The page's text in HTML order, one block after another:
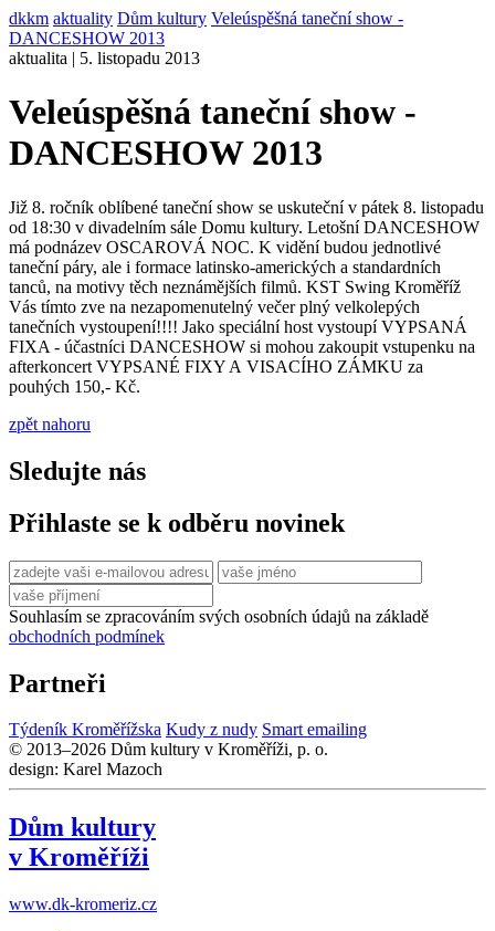
dkkm aktuality Dům kultury Veleúspěšná taneční show -
DANCESHOW 2013
aktualita | 5. listopadu 2013
Veleúspěšná taneční show -
DANCESHOW 2013
Již 8. ročník oblíbené taneční show se uskuteční v pátek 8. listopadu
od 18:30 v divadelním sále Domu kultury. Letošní DANCESHOW
má podnázev OSCAROVÁ NOC. K vidění budou jednotlivé
taneční páry, ale i formace latinsko-amerických a standardních
tanců, na motivy těch neznámějších filmů. KST Swing Kroměříž
Vás tímto zve na nezapomenutelný večer plný velkolepých
tanečních vystoupení!!!! Jako speciální host vystoupí VYPSANÁ
FIXA - účastníci DANCESHOW si mohou zakoupit vstupenku na
afterkoncert VYPSANÉ FIXY A VISACÍHO ZÁMKU za
pouhých 150,- Kč.
zpět nahoru
Sledujte nás
Přihlaste se k odběru novinek
Souhlasím se zpracováním svých osobních údajů na základě
obchodních podmínek
Partneři
Týdeník Kroměřížska Kudy z nudy Smart emailing
© 2013–2026 Dům kultury v Kroměříži, p. o.
design: Karel Mazoch
Dům kultury
v Kroměříži
www.dk-kromeriz.cz